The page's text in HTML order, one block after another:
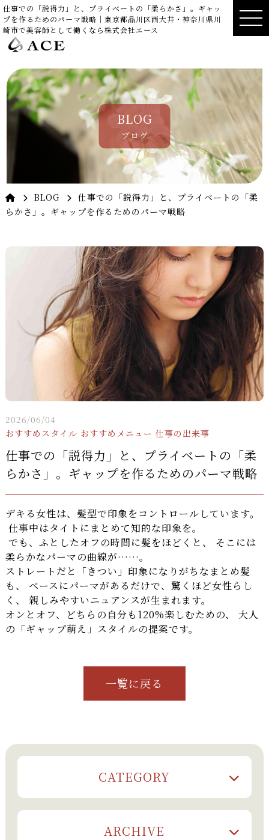
仕事での「説得力」と、プライベートの「柔らかさ」。ギャッ
プを作るためのパーマ戦略｜東京都品川区西大井・神奈川県川
崎市で美容師として働くなら株式会社エース
BLOG
ブログ
BLOG
仕事での「説得力」と、プライベートの「柔
らかさ」。ギャップを作るためのパーマ戦略
2026/06/04
おすすめスタイル おすすめメニュー 仕事の出来事
仕事での「説得力」と、プライベートの「柔
らかさ」。ギャップを作るためのパーマ戦略
デキる女性は、髪型で印象をコントロールしています。
仕事中はタイトにまとめて知的な印象を。
でも、ふとしたオフの時間に髪をほどくと、 そこには
柔らかなパーマの曲線が……。
ストレートだと「きつい」印象になりがちなまとめ髪
も、 ベースにパーマがあるだけで、驚くほど女性らし
く、 親しみやすいニュアンスが生まれます。
オンとオフ、どちらの自分も120%楽しむための、 大人
の「ギャップ萌え」スタイルの提案です。
一覧に戻る
CATEGORY
ARCHIVE